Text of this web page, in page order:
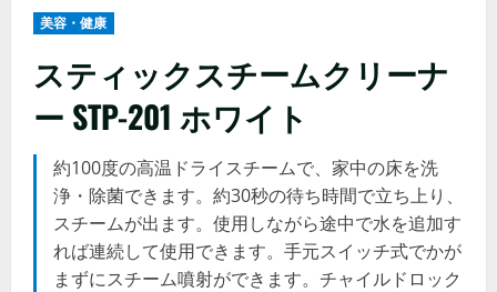
ュ美容・健康
スティックスチームクリーナ
ー STP-201 ホワイト
約100度の高温ドライスチームで、家中の床を洗
浄・除菌できます。約30秒の待ち時間で立ち上り、
スチームが出ます。使用しながら途中で水を追加す
れば連続して使用できます。手元スイッチ式でかが
まずにスチーム噴射ができます。チャイルドロック